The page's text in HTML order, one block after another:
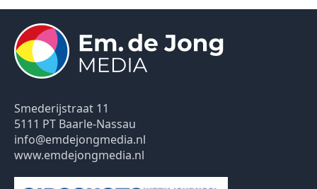
Smederijstraat 11
5111 PT Baarle-Nassau
info@emdejongmedia.nl
www.emdejongmedia.nl